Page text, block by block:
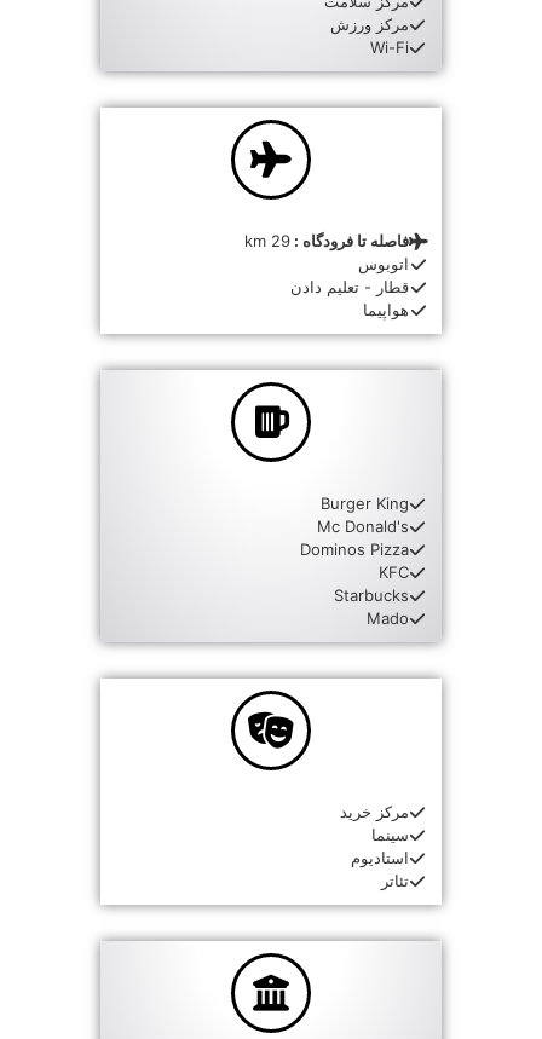
مرکز ورزش
Wi-Fi
فاصله تا فرودگاه :29 km
اتوبوس
قطار - تعلیم دادن
هواپیما
Burger King
Mc Donald's
Dominos Pizza
KFC
Starbucks
Mado
مرکز خرید
سینما
استادیوم
تئاتر